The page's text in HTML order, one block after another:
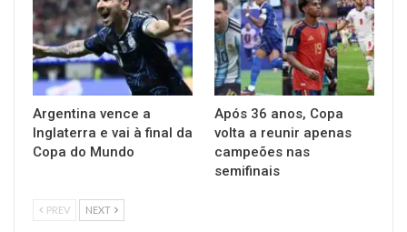
Argentina vence a
Inglaterra e vai à final da
Copa do Mundo
Após 36 anos, Copa
volta a reunir apenas
campeões nas
semifinais
PREV NEXT